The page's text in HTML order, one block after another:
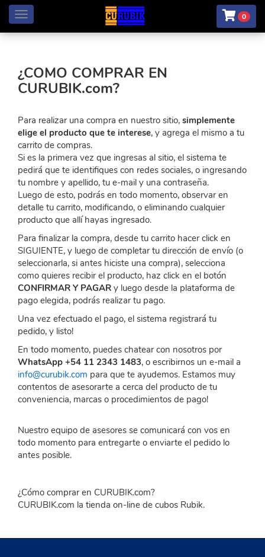
Menú 0
¿COMO COMPRAR EN
CURUBIK.com?
Para realizar una compra en nuestro sitio, simplemente
elige el producto que te interese, y agrega el mismo a tu
carrito de compras.
Si es la primera vez que ingresas al sitio, el sistema te
pedirá que te identifiques con redes sociales, o ingresando
tu nombre y apellido, tu e-mail y una contraseña.
Luego de esto, podrás en todo momento, observar en
detalle tu carrito, modificando, o eliminando cualquier
producto que allí hayas ingresado.
Para finalizar la compra, desde tu carrito hacer click en
SIGUIENTE, y luego de completar tu dirección de envío (o
seleccionarla, si antes hiciste una compra), selecciona
como quieres recibir el producto, haz click en el botón
CONFIRMAR Y PAGAR y luego desde la plataforma de
pago elegida, podrás realizar tu pago.
Una vez efectuado el pago, el sistema registrará tu
pedido, y listo!
En todo momento, puedes chatear con nosotros por
WhatsApp +54 11 2343 1483, o escribirnos un e-mail a
info@curubik.com para que te ayudemos. Estamos muy
contentos de asesorarte a cerca del producto de tu
conveniencia, marcas o procedimientos de pago!
Nuestro equipo de asesores se comunicará con vos en
todo momento para entregarte o enviarte el pedido lo
antes posible.
¿Cómo comprar en CURUBIK.com?
CURUBIK.com la tienda on-line de cubos Rubik.